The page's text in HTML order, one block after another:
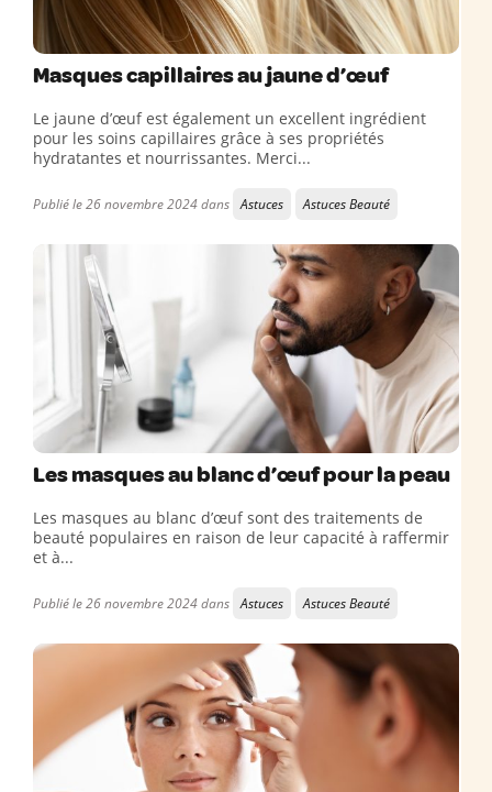
Masques capillaires au jaune d’œuf
Le jaune d’œuf est également un excellent ingrédient
pour les soins capillaires grâce à ses propriétés
hydratantes et nourrissantes. Merci...
Publié le 26 novembre 2024 dans Astuces Astuces Beauté
Les masques au blanc d’œuf pour la peau
Les masques au blanc d’œuf sont des traitements de
beauté populaires en raison de leur capacité à raffermir
et à...
Publié le 26 novembre 2024 dans Astuces Astuces Beauté